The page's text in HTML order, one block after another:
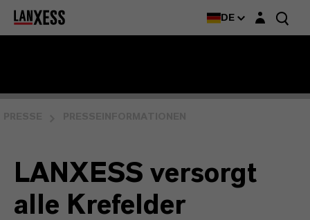
DE Login-Maske
LANXESS versorgt
alle Krefelder